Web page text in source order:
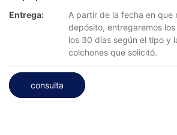
Entrega:
A partir de la fecha en que
depósito, entregaremos
los 30 días según el tipo y
colchones que solicitó.
consulta